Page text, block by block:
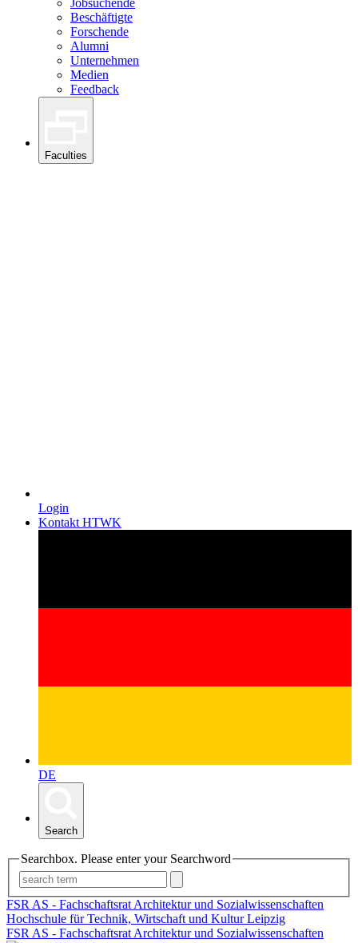
Beschäftigte
Forschende
Alumni
Unternehmen
Medien
Feedback
Faculties
Login
Kontakt HTWK
DE
Search
Searchbox. Please enter your Searchword
FSR AS - Fachschaftsrat Architektur und Sozialwissenschaften
Hochschule für Technik, Wirtschaft und Kultur Leipzig
FSR AS - Fachschaftsrat Architektur und Sozialwissenschaften